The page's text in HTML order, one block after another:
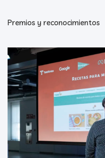
Premios y reconocimientos